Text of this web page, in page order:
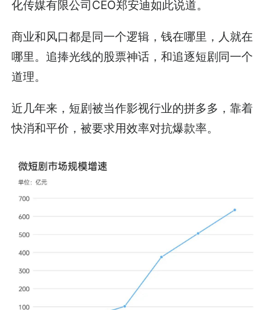
化传媒有限公司CEO郑安迪如此说道。
商业和风口都是同一个逻辑，钱在哪里，人就在
哪里。追捧光线的股票神话，和追逐短剧同一个
道理。
近几年来，短剧被当作影视行业的拼多多，靠着
快消和平价，被要求用效率对抗爆款率。